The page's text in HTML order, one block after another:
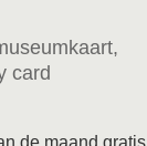
card
de maand gratis